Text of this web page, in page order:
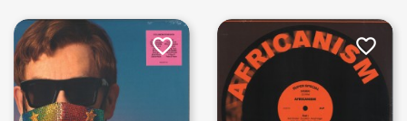
favorite_border favorite_border